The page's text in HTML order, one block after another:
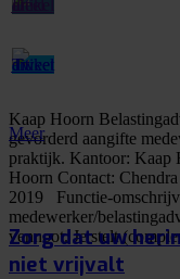
Kaap Hoorn
gevorderd aangifte
praktijk. Kantoor: Kaap
Hoorn Contact:
2019 Functie-
medewerker/
vennoot. Je stelt
Meer
Zorg dat uw
niet vrijvalt